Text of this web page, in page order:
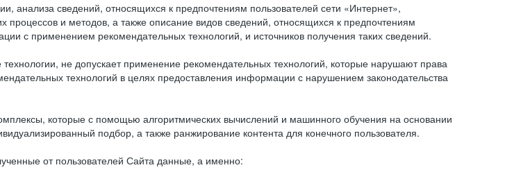
анализа сведений, относящихся к предпочтениям пользователей сети «Интернет»,
и методов, а также описание видов сведений, относящихся к предпочтениям
с применением рекомендательных технологий, и источников получения таких сведений.
не допускает применение рекомендательных технологий, которые нарушают права
технологий в целях предоставления информации с нарушением законодательства
которые с помощью алгоритмических вычислений и машинного обучения на основании
подбор, а также ранжирование контента для конечного пользователя.
от пользователей Сайта данные, а именно: